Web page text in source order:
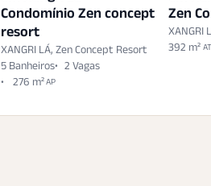
Condomínio Zen concept
resort
XANGRI LÁ, Zen Concept Resort
5 Banheiros
2 Vagas
276 m²AP
Zen
XANGRI
392 m² AT